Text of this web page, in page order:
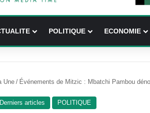
POLITIQUE ECONOMIE
Une/ Événements de Mitzic : Mbatchi Pambou
Derniers articles POLITIQUE